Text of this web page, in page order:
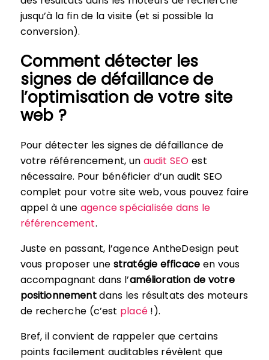
jusqu’à la fin de la visite (et si possible la
conversion).
Comment détecter les
signes de défaillance de
l’optimisation de votre site
web ?
Pour détecter les signes de défaillance de
votre référencement, un audit SEO est
nécessaire. Pour bénéficier d’un audit SEO
complet pour votre site web, vous pouvez faire
appel à une agence spécialisée dans le
référencement.
Juste en passant, l’agence AntheDesign peut
vous proposer une stratégie efficace en vous
accompagnant dans l’amélioration de votre
positionnementdans les résultats des moteurs
de recherche (c’est placé!).
Bref, il convient de rappeler que certains
points facilement auditables révèlent que